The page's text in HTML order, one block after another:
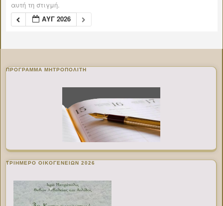
αυτή τη στιγμή.
ΑΥΓ 2026
ΠΡΌΓΡΑΜΜΑ ΜΗΤΡΟΠΟΛΊΤΗ
ΤΡΙΗΜΕΡΟ ΟΙΚΟΓΕΝΕΙΩΝ 2026